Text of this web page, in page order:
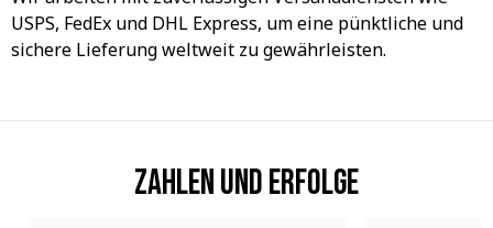
USPS, FedEx und DHL Express, um eine pünktliche und
sichere Lieferung weltweit zu gewährleisten.
Zahlen und Erfolge